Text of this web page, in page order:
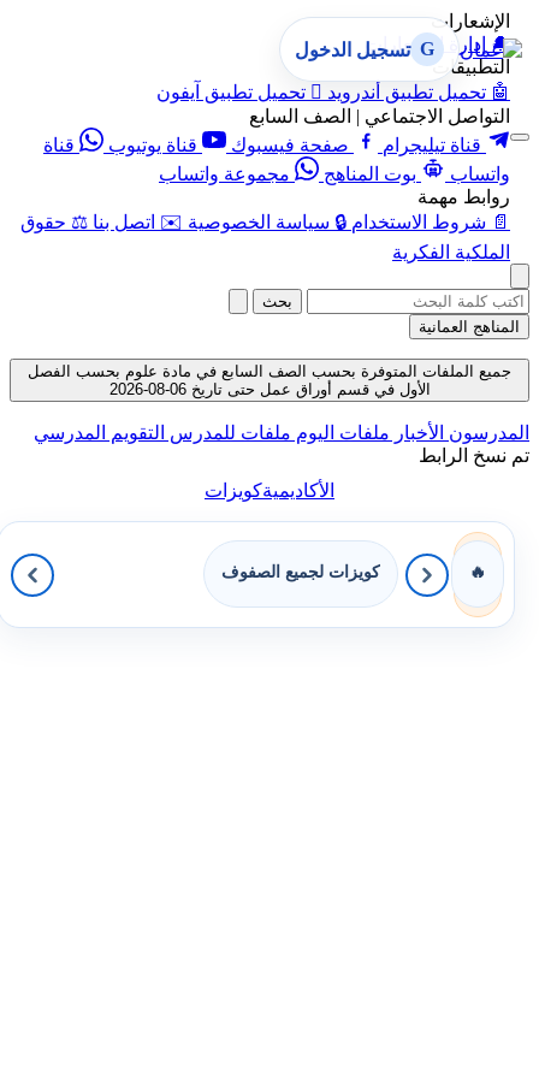
الإشعارات
🔔 إدارة الإشعارات
التطبيقات
🤖 تحميل تطبيق أندرويد  تحميل تطبيق آيفون
التواصل الاجتماعي | الصف السابع
قناة تيليجرام
صفحة فيسبوك قناة يوتيوب
قناة
واتساب
بوت المناهج
مجموعة واتساب
روابط مهمة
📄 شروط الاستخدام 🔒 سياسة الخصوصية ✉️ اتصل بنا ⚖️ حقوق
الملكية الفكرية
G تسجيل الدخول
بحث
المناهج العمانية
جميع الملفات المتوفرة بحسب الصف السابع في مادة علوم بحسب الفصل
الأول في قسم أوراق عمل حتى تاريخ 06-08-2026
المدرسون الأخبار ملفات اليوم ملفات للمدرس التقويم المدرسي
تم نسخ الرابط
الأكاديميةكويزات
🔥 كويزات لجميع الصفوف